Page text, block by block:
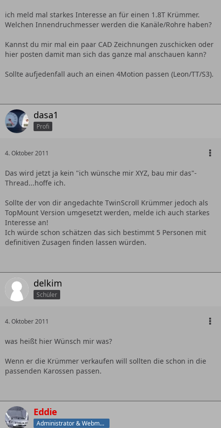
ich meld mal starkes Interesse an für einen 1.8T Krümmer.
Welchen Innendruchmesser werden die Kanäle/Rohre haben?
Kannst du mir mal ein paar CAD Zeichnungen zuschicken oder
hier posten damit man sich das ganze mal anschauen kann?
Sollte aufjedenfall auch an einen 4Motion passen (Leon/TT/S3).
dasa1
Profi
4. Oktober 2011
Das wird jetzt ja kein "ich wünsche mir XYZ, bau mir das"-
Thread...hoffe ich.
Sollte der von dir angedachte TwinScroll Krümmer jedoch als
TopMount Version umgesetzt werden, melde ich auch starkes
Interesse an!
Ich würde schon schätzen das sich bestimmt 5 Personen mit
definitiven Zusagen finden lassen würden.
delkim
Schüler
4. Oktober 2011
was heißt hier Wünsch mir was?
Wenn er die Krümmer verkaufen will sollten die schon in die
passenden Karossen passen.
Eddie
Administrator & Webmaster